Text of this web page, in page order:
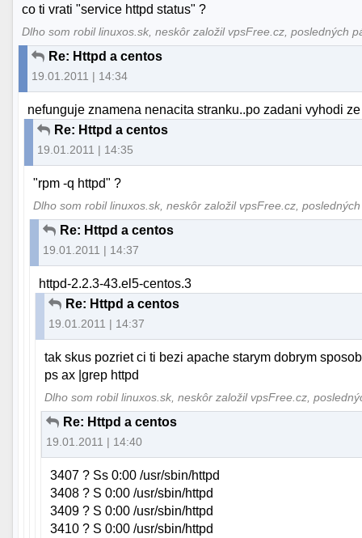
co ti vrati "service httpd status" ?
Dlho som robil linuxos.sk, neskôr založil vpsFree.cz, posledných
Re: Httpd a centos
19.01.2011 | 14:34
nefunguje znamena nenacita stranku..po zadani vyhodi
Re: Httpd a centos
19.01.2011 | 14:35
"rpm -q httpd" ?
Dlho som robil linuxos.sk, neskôr založil vpsFree.cz,
Re: Httpd a centos
19.01.2011 | 14:37
httpd-2.2.3-43.el5-centos.3
Re: Httpd a centos
19.01.2011 | 14:37
tak skus pozriet ci ti bezi apache starym dobrym
ps ax |grep httpd
Dlho som robil linuxos.sk, neskôr založil vpsFree.cz,
Re: Httpd a centos
19.01.2011 | 14:40
3407 ? Ss 0:00 /usr/sbin/httpd
3408 ? S 0:00 /usr/sbin/httpd
3409 ? S 0:00 /usr/sbin/httpd
3410 ? S 0:00 /usr/sbin/httpd